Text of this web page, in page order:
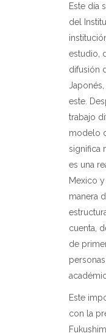
Este día
del
estudio,
difusión
este.
trabajo
modelo
significa
es una
Mexico
manera
cuenta,
de
Este
con la